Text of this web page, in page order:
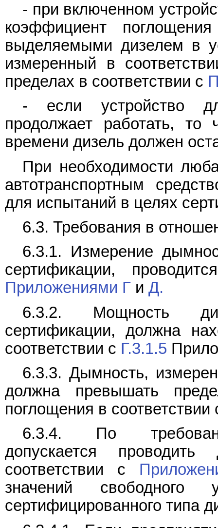
- при включенном
коэффициент
выделяемыми дизелем в
измеренный в
пределах в соответствии с
- если устройство
продолжает работать, то
времени дизель должен
При необходимости
автотранспортным
для испытаний в целях
6.3. Требования в
6.3.1. Измерение
сертификации,
Приложениями Г и Д.
6.3.2. Мощность
сертификации, должна
соответствии с Г.3.1.5
6.3.3. Дымность,
должна превышать
поглощения в соответствии
6.3.4. По
допускается
соответствии с
значений свободного
сертифицированного типа